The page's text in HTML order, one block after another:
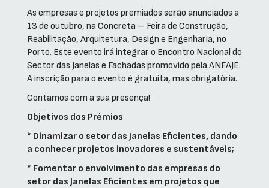
As empresas e projetos premiados serão anunciados a
13 de outubro, na Concreta – Feira de Construção,
Reabilitação, Arquitetura, Design e Engenharia, no
Porto. Este evento irá integrar o Encontro Nacional do
Sector das Janelas e Fachadas promovido pela ANFAJE.
A inscrição para o evento é gratuita, mas obrigatória.
Contamos com a sua presença!
Objetivos dos Prémios
* Dinamizar o setor das Janelas Eficientes, dando
a conhecer projetos inovadores e sustentáveis;
* Fomentar o envolvimento das empresas do
setor das Janelas Eficientes em projetos que